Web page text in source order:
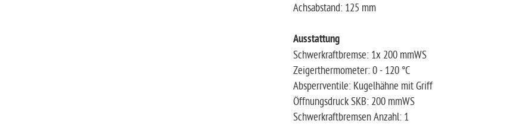
Achsabstand: 125 mm
Ausstattung
Schwerkraftbremse: 1x 200 mmWS
Zeigerthermometer: 0 - 120 °C
Absperrventile: Kugelhähne mit Griff
Öffnungsdruck SKB: 200 mmWS
Schwerkraftbremsen Anzahl: 1